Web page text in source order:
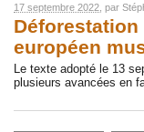
17 septembre 2022 , par
européen
Le texte adopté le 13
plusieurs avancées en